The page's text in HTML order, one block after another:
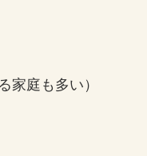
家庭も多い）